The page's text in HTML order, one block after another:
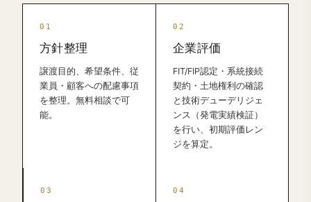
方針整理
譲渡目的、希望条件、従
業員・顧客への配慮事項
を整理。無料相談で可
能。
企業評価
FIT/FIP認定・系統接続
契約・土地権利の確認
と技術デューデリジェ
ンス（発電実績検証）
を行い、初期評価レン
ジを算定。